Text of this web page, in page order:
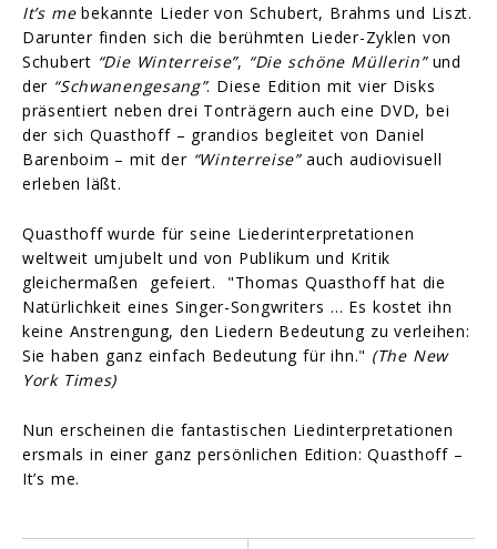
It’s mebekannte Lieder von Schubert, Brahms und Liszt.
Darunter finden sich die berühmten Lieder-Zyklen von
Schubert “Die Winterreise”, “Die schöne Müllerin”und
der “Schwanengesang”. Diese Edition mit vier Disks
präsentiert neben drei Tonträgern auch eine DVD, bei
der sich Quasthoff – grandios begleitet von Daniel
Barenboim – mit der “Winterreise”auch audiovisuell
erleben läßt.
Quasthoff wurde für seine Liederinterpretationen
weltweit umjubelt und von Publikum und Kritik
gleichermaßen gefeiert. "Thomas Quasthoff hat die
Natürlichkeit eines Singer-Songwriters … Es kostet ihn
keine Anstrengung, den Liedern Bedeutung zu verleihen:
Sie haben ganz einfach Bedeutung für ihn." (The New
York Times)
Nun erscheinen die fantastischen Liedinterpretationen
ersmals in einer ganz persönlichen Edition: Quasthoff –
It’s me.